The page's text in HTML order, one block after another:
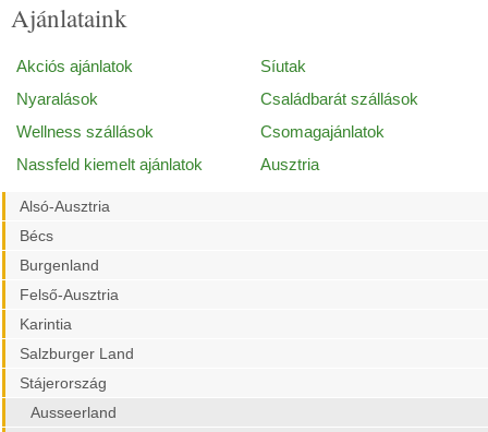
Ajánlataink
Akciós ajánlatok
Síutak
Nyaralások
Családbarát szállások
Wellness szállások
Csomagajánlatok
Nassfeld kiemelt ajánlatok
Ausztria
Alsó-Ausztria
Bécs
Burgenland
Felső-Ausztria
Karintia
Salzburger Land
Stájerország
Ausseerland